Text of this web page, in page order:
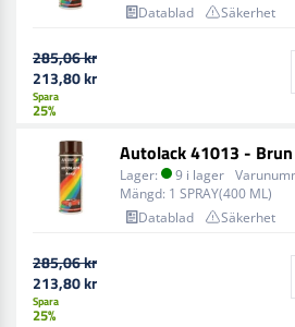
Datablad
Säkerhet
285,06 kr
213,80 kr
Spara
25%
Autolack 41013 -
Lager: 9 i lager
Mängd: 1 SPRAY(400 ML)
Datablad
Säkerhet
285,06 kr
213,80 kr
Spara
25%